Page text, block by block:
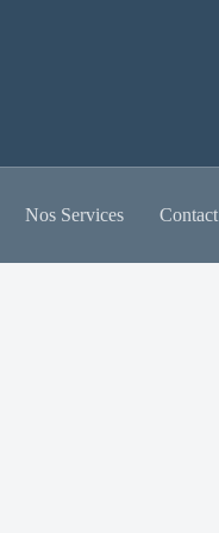
Nos Services Contact